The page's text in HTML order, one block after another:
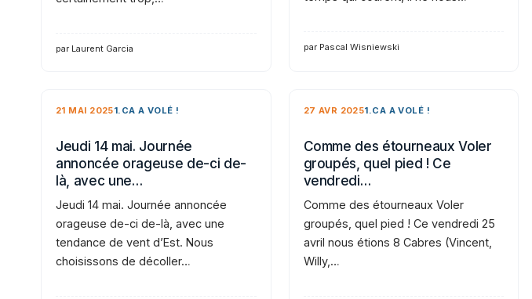
par Laurent Garcia par Pascal Wisniewski
21 MAI 20251.CA A VOLÉ !
Jeudi 14 mai. Journée
annoncée orageuse de-ci de-
là, avec une…
Jeudi 14 mai. Journée annoncée
orageuse de-ci de-là, avec une
tendance de vent d’Est. Nous
choisissons de décoller…
27 AVR 20251.CA A VOLÉ !
Comme des étourneaux Voler
groupés, quel pied ! Ce
vendredi…
Comme des étourneaux Voler
groupés, quel pied ! Ce vendredi 25
avril nous étions 8 Cabres (Vincent,
Willy,…